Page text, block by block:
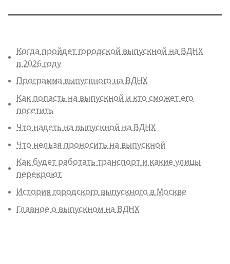
Когда пройдет городской выпускной на ВДНХ
в 2026 году
Программа выпускного на ВДНХ
Как попасть на выпускной и кто сможет его
посетить
Что надеть на выпускной на ВДНХ
Что нельзя проносить на выпускной
Как будет работать транспорт и какие улицы
перекроют
История городского выпускного в Москве
Главное о выпускном на ВДНХ